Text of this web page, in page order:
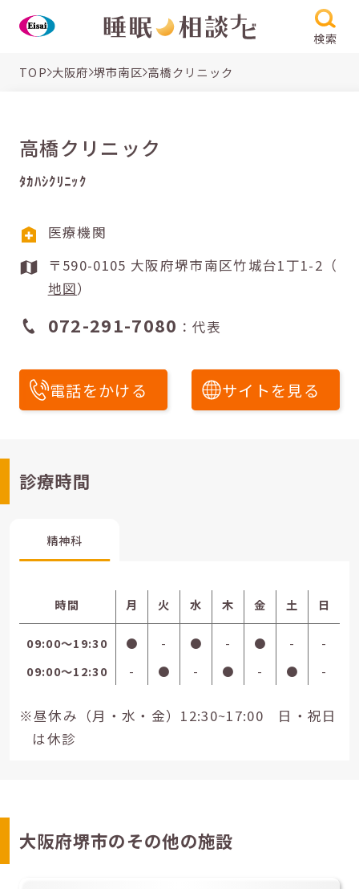
検索
TOP 大阪府 堺市南区 高橋クリニック
高橋クリニック
ﾀｶﾊｼｸﾘﾆｯｸ
医療機関
〒590-0105 大阪府堺市南区竹城台1丁1-2（
地図）
072-291-7080 ：代表
電話をかける サイトを見る
診療時間
精神科
時間 月 火 水 木 金 土 日
09:00〜19:30 ● - ● - ● -
-
09:00〜12:30
- ● - ● - ● -
※昼休み（月・水・金）12:30~17:00 日・祝日
は休診
大阪府堺市のその他の施設